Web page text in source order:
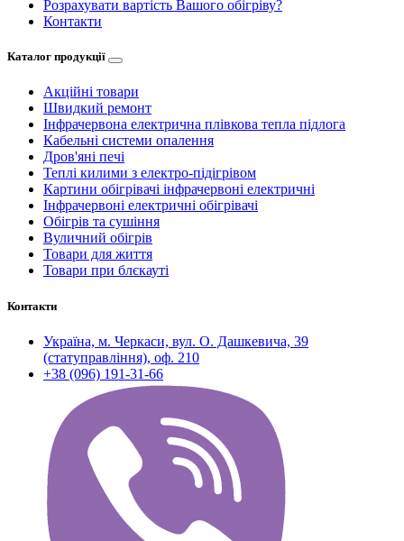
Розрахувати вартість Вашого обігріву?
Контакти
Каталог продукції
Акційні товари
Швидкий ремонт
Інфрачервона електрична плівкова тепла підлога
Кабельні системи опалення
Дров'яні печі
Теплі килими з електро-підігрівом
Картини обігрівачі інфрачервоні електричні
Інфрачервоні електричні обігрівачі
Обігрів та сушіння
Вуличний обігрів
Товари для життя
Товари при блєкауті
Контакти
Україна, м. Черкаси, вул. О. Дашкевича, 39
(статуправління), оф. 210
+38 (096) 191-31-66